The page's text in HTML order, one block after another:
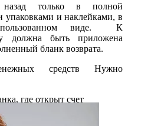
назад только в полной
упаковками и наклейками, в
виде. К
должна быть приложена
бланк возврата.
средств Нужно
где открыт счет